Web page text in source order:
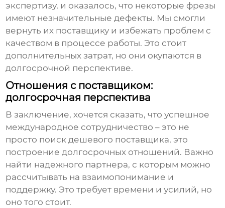
экспертизу, и оказалось, что некоторые фрезы
имеют незначительные дефекты. Мы смогли
вернуть их поставщику и избежать проблем с
качеством в процессе работы. Это стоит
дополнительных затрат, но они окупаются в
долгосрочной перспективе.
Отношения с поставщиком:
долгосрочная перспектива
В заключение, хочется сказать, что успешное
международное сотрудничество – это не
просто поиск дешевого поставщика, это
построение долгосрочных отношений. Важно
найти надежного партнера, с которым можно
рассчитывать на взаимопонимание и
поддержку. Это требует времени и усилий, но
оно того стоит.